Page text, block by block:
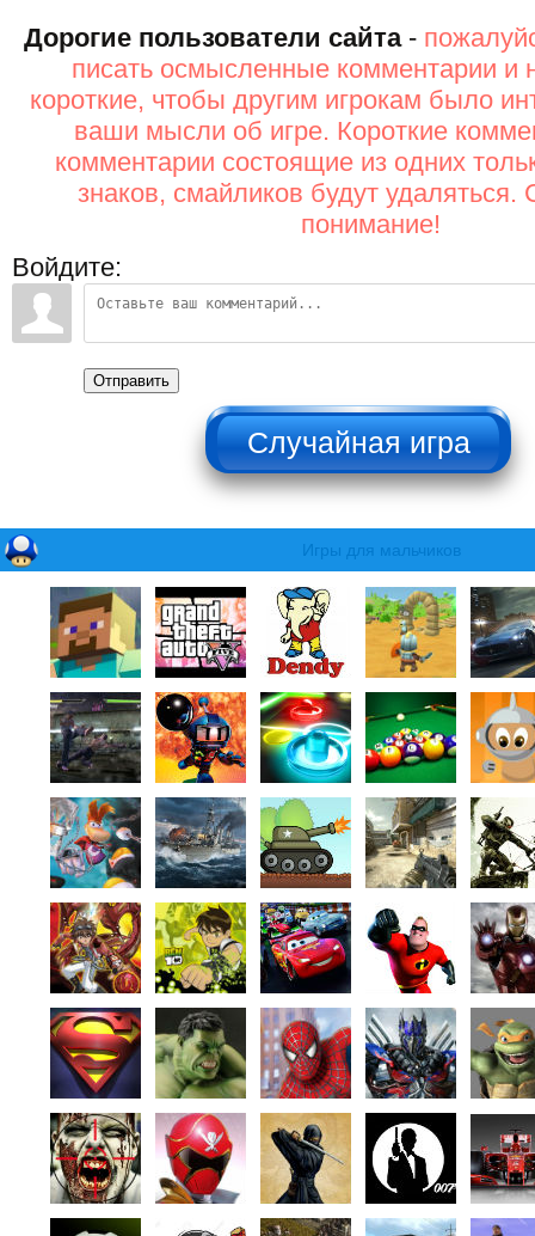
Дорогие пользователи сайта-
писать осмысленные комментарии и
короткие, чтобы другим игрокам было
ваши мысли об игре. Короткие
комментарии состоящие из одних
знаков, смайликов будут удаляться.
понимание!
Войдите:
Отправить
НЕ НАЖИМАТЬ!!!
Игры для мальчиков